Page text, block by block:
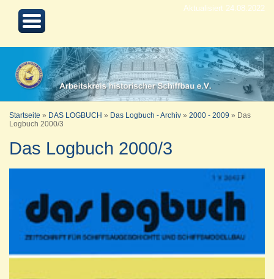
Aktualisiert 24.08.2022
Startseite » DAS LOGBUCH » Das Logbuch - Archiv » 2000 - 2009 »
Das
Logbuch 2000/3
Das Logbuch 2000/3